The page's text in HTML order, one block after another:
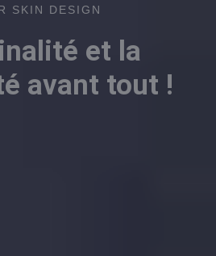
SKIN DESIGN
et la
avant tout !